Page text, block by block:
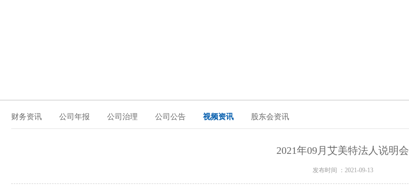
财务资讯 公司年报 公司治理 公司公告 视频资讯 股东会资讯
2021年09月艾美特法人说明会
发布时间 ：2021-09-13